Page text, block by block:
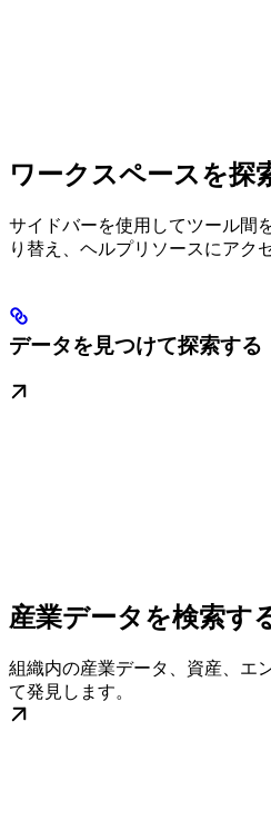
ワークスペースを探
サイドバーを使用してツール間
り替え、ヘルプリソースにアク
データを見つけて探索する
産業データを検索す
組織内の産業データ、資産、エ
て発見します。